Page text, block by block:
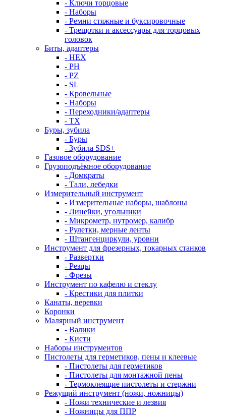
- Ключи торцовые
- Наборы
- Ремни стяжные и буксировочные
- Трещотки и аксессуары для торцовых
головок
Биты, адаптеры
- HEX
- PH
- PZ
- SL
- Кровельные
- Наборы
- Переходники/адаптеры
- ТX
Буры, зубила
- Буры
- Зубила SDS+
Газовое оборудование
Грузоподъёмное оборудование
- Домкраты
- Тали, лебедки
Измерительный инструмент
- Измерительные наборы, шаблоны
- Линейки, угольники
- Микрометр, нутромер, калибр
- Рулетки, мерные ленты
- Штангенциркули, уровни
Инструмент для фрезерных, токарных станков
- Развертки
- Резцы
- Фрезы
Инструмент по кафелю и стеклу
- Крестики для плитки
Канаты, веревки
Коронки
Малярный инструмент
- Валики
- Кисти
Наборы инструментов
Пистолеты для герметиков, пены и клеевые
- Пистолеты для герметиков
- Пистолеты для монтажной пены
- Термоклеящие пистолеты и стержни
Режущий инструмент (ножи, ножницы)
- Ножи технические и лезвия
- Ножницы для ППР